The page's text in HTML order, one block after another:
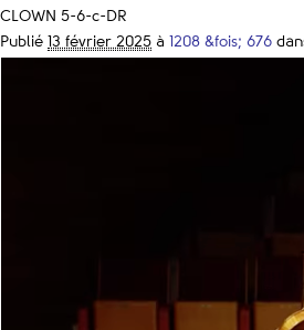
CLOWN 5-6-c-DR
Publié 13 février 2025 à 1208 &fois; 676